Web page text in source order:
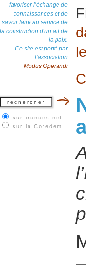
favoriser l’échange de
connaissances et de
savoir faire au service de
la construction d’un art de
la paix.
Ce site est porté par
l’association
Modus Operandi
sur irenees.net
sur la Coredem